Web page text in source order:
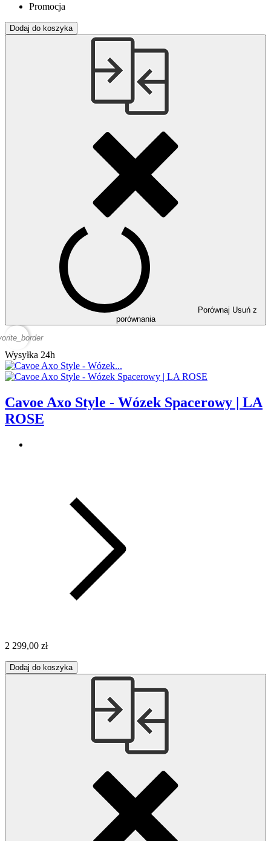
Promocja
Dodaj do koszyka
Porównaj Usuń z
porównania
Wysyłka 24h
Cavoe Axo Style - Wózek Spacerowy | LA
ROSE
2 299,00 zł
Dodaj do koszyka